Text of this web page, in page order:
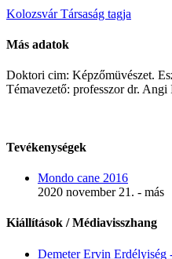
Kolozsvár Társaság tagja
Más adatok
Doktori cim: Képzőmüvészet.
Témavezető: professzor dr.
Tevékenységek
Mondo cane 2016
2020 november 21. - más
Kiállítások / Médiavisszhang
Demeter Ervin Erdélyiség